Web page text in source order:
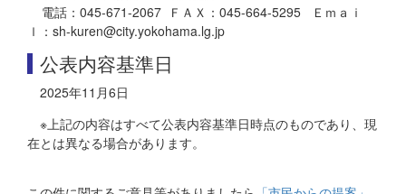
電話：045-671-2067 ＦＡＸ：045-664-5295 Ｅｍａｉ
ｌ：sh-kuren@city.yokohama.lg.jp
公表内容基準日
2025年11月6日
※上記の内容はすべて公表内容基準日時点のものであり、現
在とは異なる場合があります。